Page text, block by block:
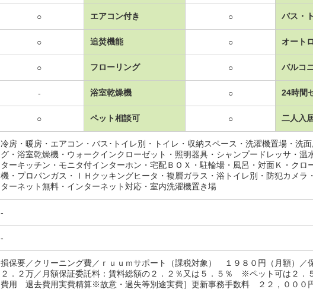
○ エアコン付き ○ バス・
○ 追焚機能 ○ オート
○ フローリング ○ バルコ
- 浴室乾燥機 ○ 24時間
○ ペット相談可 ○ 二人入
冷房・暖房・エアコン・バス･トイレ別・トイレ・収納スペース・洗濯機置場・洗
グ・浴室乾燥機・ウォークインクローゼット・照明器具・シャンプードレッサ・温
ターキッチン・モニタ付インターホン・宅配ＢＯＸ・駐輪場・風呂・対面Ｋ・クロ
機・プロパンガス・ＩＨクッキングヒータ・複層ガラス・浴トイレ別・防犯カメラ
ターネット無料・インターネット対応・室内洗濯機置き場
-
-
損保要／クリーニング費／ｒｕｕｍサポート（課税対象） １９８０円（月額）／
２．２万／月額保証委託料：賃料総額の２．２％又は５．５％ ※ペット可は２．
費用 退去費用実費精算※故意・過失等別途実費］更新事務手数料 ２２，０００